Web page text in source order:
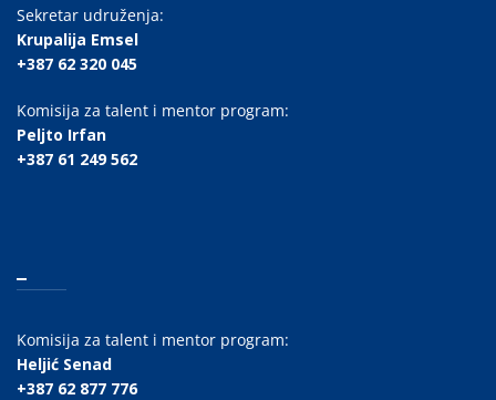
Sekretar udruženja:
Krupalija Emsel
+387 62 320 045
Komisija za talent i mentor program:
Peljto Irfan
+387 61 249 562
Komisija za talent i mentor program:
Heljić Senad
+387 62 877 776